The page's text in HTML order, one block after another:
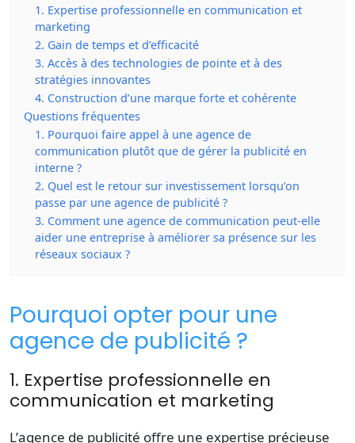
1. Expertise professionnelle en communication et
marketing
2. Gain de temps et d’efficacité
3. Accès à des technologies de pointe et à des
stratégies innovantes
4. Construction d’une marque forte et cohérente
Questions fréquentes
1. Pourquoi faire appel à une agence de
communication plutôt que de gérer la publicité en
interne ?
2. Quel est le retour sur investissement lorsqu’on
passe par une agence de publicité ?
3. Comment une agence de communication peut-elle
aider une entreprise à améliorer sa présence sur les
réseaux sociaux ?
Pourquoi opter pour une
agence de publicité ?
1. Expertise professionnelle en
communication et marketing
L’agence de publicité offre une expertise précieuse